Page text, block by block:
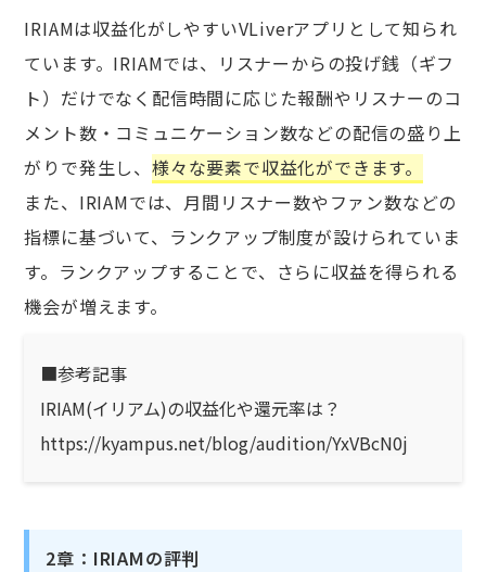
IRIAMは収益化がしやすいVLiverアプリとして知られ
ています。IRIAMでは、リスナーからの投げ銭（ギフ
ト）だけでなく配信時間に応じた報酬やリスナーのコ
メント数・コミュニケーション数などの配信の盛り上
がりで発生し、様々な要素で収益化ができます。
また、IRIAMでは、月間リスナー数やファン数などの
指標に基づいて、ランクアップ制度が設けられていま
す。ランクアップすることで、さらに収益を得られる
機会が増えます。
■参考記事
IRIAM(イリアム)の収益化や還元率は？
https://kyampus.net/blog/audition/YxVBcN0j
2章：IRIAMの評判